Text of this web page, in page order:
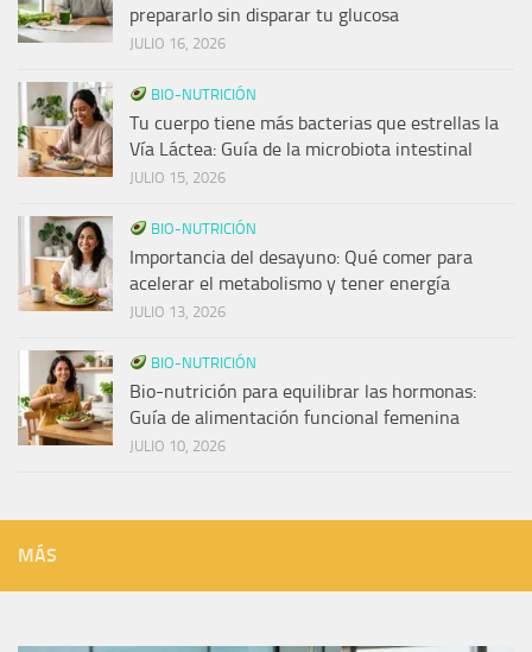
prepararlo sin disparar tu glucosa
JULIO 16, 2026
BIO-NUTRICIÓN
Tu cuerpo tiene más bacterias que estrellas la
Vía Láctea: Guía de la microbiota intestinal
JULIO 15, 2026
BIO-NUTRICIÓN
Importancia del desayuno: Qué comer para
acelerar el metabolismo y tener energía
JULIO 13, 2026
BIO-NUTRICIÓN
Bio-nutrición para equilibrar las hormonas:
Guía de alimentación funcional femenina
JULIO 10, 2026
MÁS